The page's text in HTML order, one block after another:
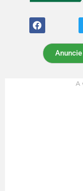
A